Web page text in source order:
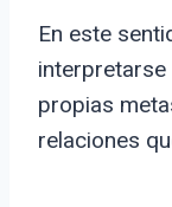
En este
propias
relaciones